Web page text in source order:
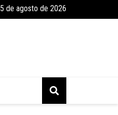
5 de agosto de 2026